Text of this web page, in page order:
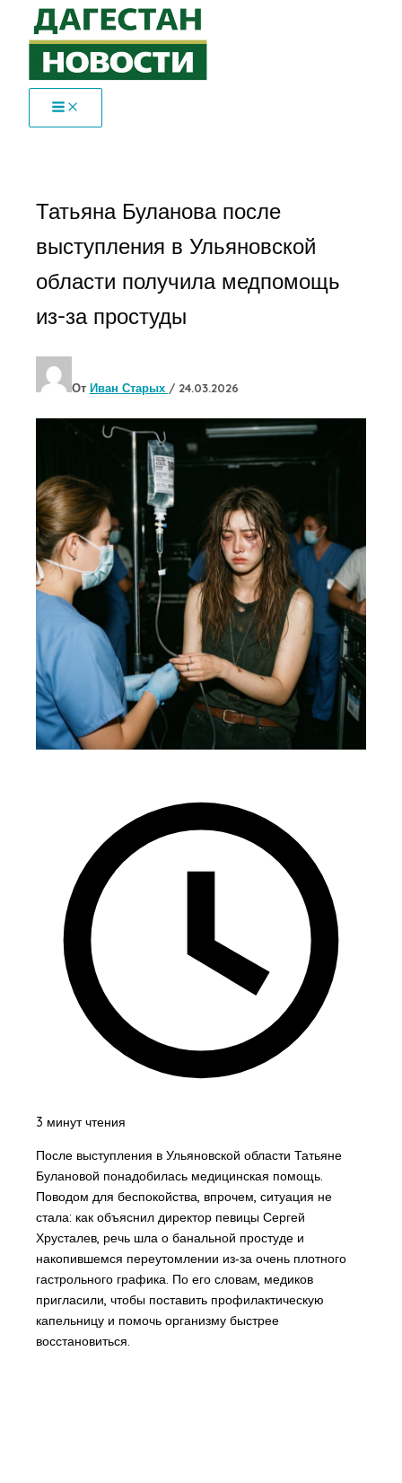
Перейти
содержимому
Татьяна Буланова после
выступления в Ульяновской
области получила медпомощь
из-за простуды
От Иван Старых / 24.03.2026
3 минут чтения
После выступления в Ульяновской области Татьяне
Булановой понадобилась медицинская помощь.
Поводом для беспокойства, впрочем, ситуация не
стала: как объяснил директор певицы Сергей
Хрусталев, речь шла о банальной простуде и
накопившемся переутомлении из‑за очень плотного
гастрольного графика. По его словам, медиков
пригласили, чтобы поставить профилактическую
капельницу и помочь организму быстрее
восстановиться.